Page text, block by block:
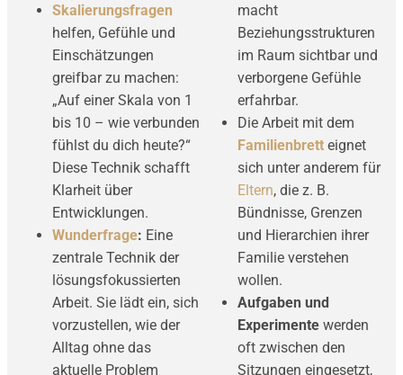
Skalierungsfragen
helfen, Gefühle und
Einschätzungen
greifbar zu machen:
„Auf einer Skala von 1
bis 10 – wie verbunden
fühlst du dich heute?“
Diese Technik schafft
Klarheit über
Entwicklungen.
Wunderfrage: Eine
zentrale Technik der
lösungsfokussierten
Arbeit. Sie lädt ein, sich
vorzustellen, wie der
Alltag ohne das
aktuelle Problem
macht
Beziehungsstrukturen
im Raum sichtbar und
verborgene Gefühle
erfahrbar.
Die Arbeit mit dem
Familienbrett eignet
sich unter anderem für
Eltern, die z. B.
Bündnisse, Grenzen
und Hierarchien ihrer
Familie verstehen
wollen.
Aufgaben und
Experimente werden
oft zwischen den
Sitzungen eingesetzt,